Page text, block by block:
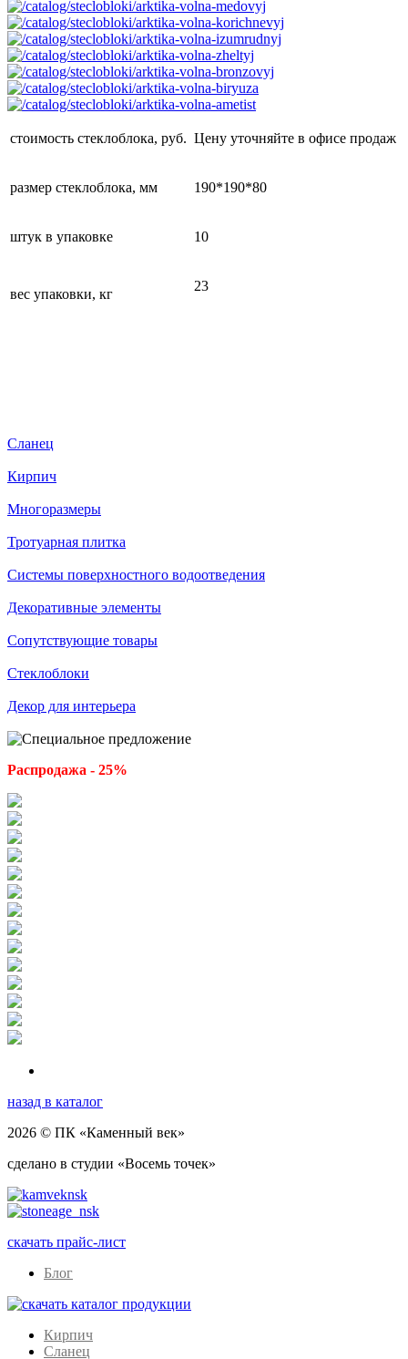
стоимость стеклоблока, руб. Цену уточняйте в офисе продаж
размер стеклоблока, мм 190*190*80
штук в упаковке 10
вес упаковки, кг
23
Сланец
Кирпич
Многоразмеры
Тротуарная плитка
Системы поверхностного водоотведения
Декоративные элементы
Сопутствующие товары
Стеклоблоки
Декор для интерьера
Распродажа - 25%
назад в каталог
2026 © ПК «Каменный век»
сделано в студии «Восемь точек»
скачать прайс-лист
Блог
Кирпич
Сланец